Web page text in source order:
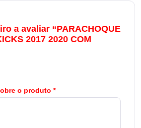
a avaliar “PARACHOQUE
2017 2020 COM
o produto *